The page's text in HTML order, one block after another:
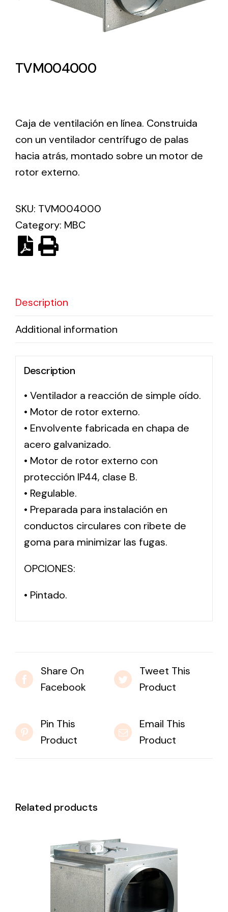
Lighting and Electrical
material for each project and need
Ventilación
Amplia gama de ventiladores y equipos de
different uses
Variedad de soluciones solares para todo tipo
de necesidades.
Solar lighting
Variety of solar solutions for all kinds of needs.
TVM004000
Caja de ventilación en línea. Construida
con un ventilador centrífugo de palas
hacia atrás, montado sobre un motor de
rotor externo.
SKU: TVM004000
Category: MBC
Description
Additional information
Description
• Ventilador a reacción de simple oído.
• Motor de rotor externo.
• Envolvente fabricada en chapa de
acero galvanizado.
• Motor de rotor externo con
protección IP44, clase B.
• Regulable.
• Preparada para instalación en
conductos circulares con ribete de
goma para minimizar las fugas.
OPCIONES:
• Pintado.
Share On
Facebook
Tweet This
Product
Pin This
Product
Email This
Product
Related products
DETAILS